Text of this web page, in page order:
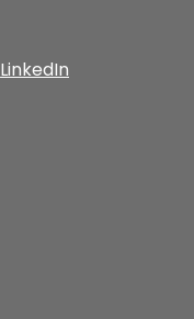
LinkedIn